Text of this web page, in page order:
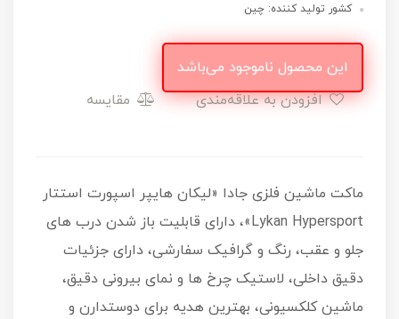
کشور تولید کننده: چین
این محصول ناموجود می‌باشد
افزودن به علاقه‌مندی
مقایسه
ماکت ماشین فلزی جادا «لیکان هایپر اسپورت استتار
Lykan Hypersport»، دارای قابلیت باز شدن درب های
جلو و عقب، رنگ و گرافیک سفارشی، دارای جزئیات
دقیق داخلی، لاستیک چرخ ها و نمای بیرونی دقیق،
ماشین کلکسیونی، بهترین هدیه برای دوستدارن و